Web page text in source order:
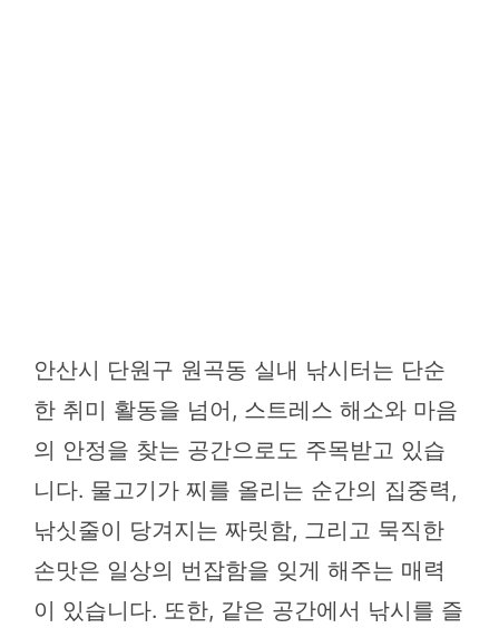
안산시 단원구 원곡동 실내 낚시터는 단순
한 취미 활동을 넘어, 스트레스 해소와 마음
의 안정을 찾는 공간으로도 주목받고 있습
니다. 물고기가 찌를 올리는 순간의 집중력,
낚싯줄이 당겨지는 짜릿함, 그리고 묵직한
손맛은 일상의 번잡함을 잊게 해주는 매력
이 있습니다. 또한, 같은 공간에서 낚시를 즐